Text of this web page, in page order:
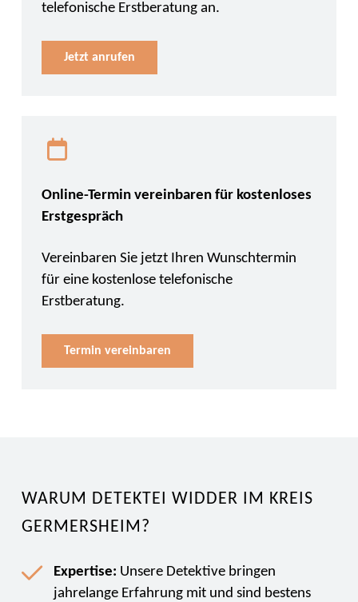
telefonische Erstberatung an.
Jetzt anrufen
Online-Termin vereinbaren für kostenloses
Erstgespräch
Vereinbaren Sie jetzt Ihren Wunschtermin
für eine kostenlose telefonische
Erstberatung.
Termin vereinbaren
WARUM DETEKTEI WIDDER IM KREIS
GERMERSHEIM?
Expertise: Unsere Detektive bringen
jahrelange Erfahrung mit und sind bestens